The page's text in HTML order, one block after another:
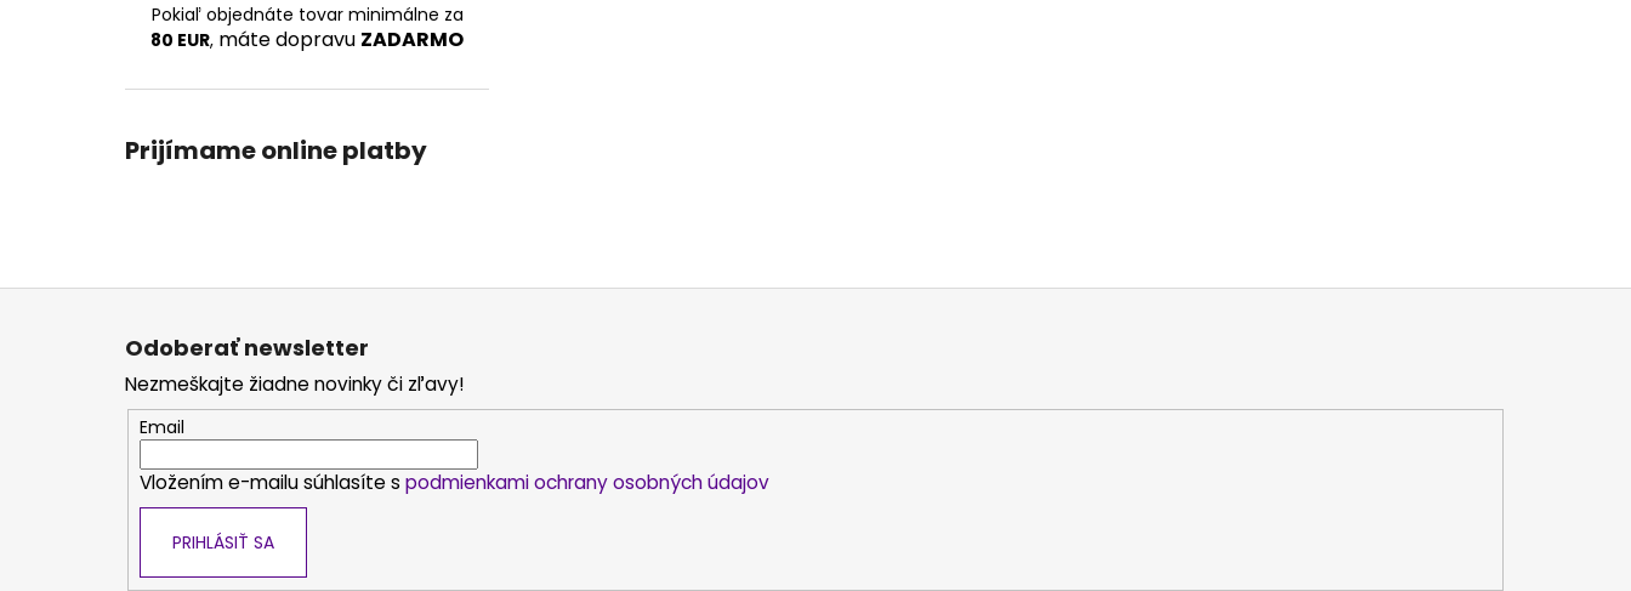
Pokiaľ objednáte tovar minimálne za
80 EUR, máte dopravu ZADARMO
Prijímame online platby
Z
Odoberať newsletter
Nezmeškajte žiadne novinky či zľavy!
Email
Vložením e-mailu súhlasíte s podmienkami ochrany osobných údajov
PRIHLÁSIŤ SA